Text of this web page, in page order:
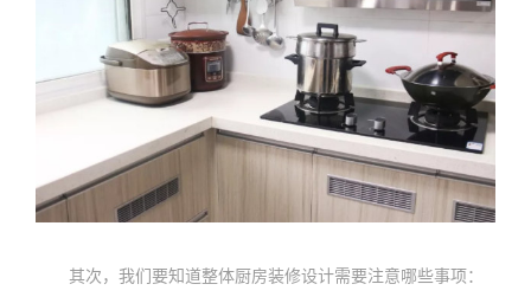
其次，我们要知道整体厨房装修设计需要注意哪些事项：